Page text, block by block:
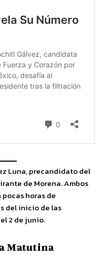
Luna, precandidato del
de Morena. Ambos
pocas horas de
del inicio de las
2 de junio.
Matutina